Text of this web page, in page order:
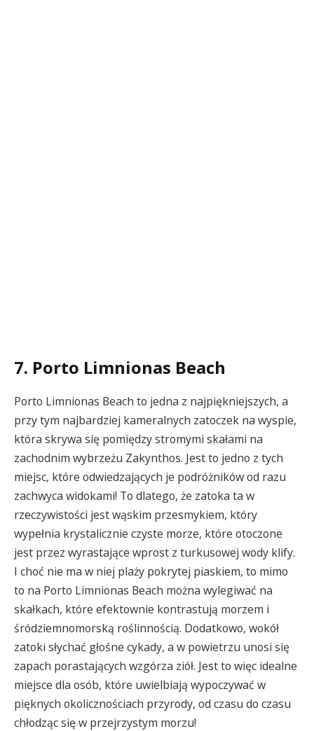
7. Porto Limnionas Beach
Porto Limnionas Beach to jedna z najpiękniejszych, a
przy tym najbardziej kameralnych zatoczek na wyspie,
która skrywa się pomiędzy stromymi skałami na
zachodnim wybrzeżu Zakynthos. Jest to jedno z tych
miejsc, które odwiedzających je podróżników od razu
zachwyca widokami! To dlatego, że zatoka ta w
rzeczywistości jest wąskim przesmykiem, który
wypełnia krystalicznie czyste morze, które otoczone
jest przez wyrastające wprost z turkusowej wody klify.
I choć nie ma w niej plaży pokrytej piaskiem, to mimo
to na Porto Limnionas Beach można wylegiwać na
skałkach, które efektownie kontrastują morzem i
śródziemnomorską roślinnością. Dodatkowo, wokół
zatoki słychać głośne cykady, a w powietrzu unosi się
zapach porastających wzgórza ziół. Jest to więc idealne
miejsce dla osób, które uwielbiają wypoczywać w
pięknych okolicznościach przyrody, od czasu do czasu
chłodząc się w przejrzystym morzu!